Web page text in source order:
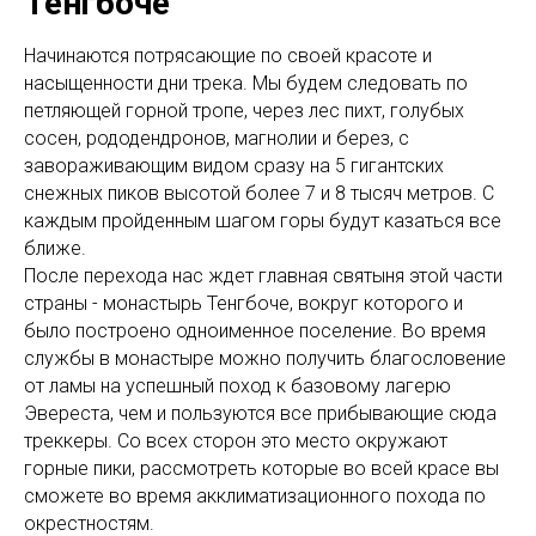
Начинаются потрясающие по своей красоте и
насыщенности дни трека. Мы будем следовать по
петляющей горной тропе, через лес пихт, голубых
сосен, рододендронов, магнолии и берез, с
завораживающим видом сразу на 5 гигантских
снежных пиков высотой более 7 и 8 тысяч метров. С
каждым пройденным шагом горы будут казаться все
ближе.
После перехода нас ждет главная святыня этой части
страны - монастырь Тенгбоче, вокруг которого и
было построено одноименное поселение. Во время
службы в монастыре можно получить благословение
от ламы на успешный поход к базовому лагерю
Эвереста, чем и пользуются все прибывающие сюда
треккеры. Со всех сторон это место окружают
горные пики, рассмотреть которые во всей красе вы
сможете во время акклиматизационного похода по
окрестностям.